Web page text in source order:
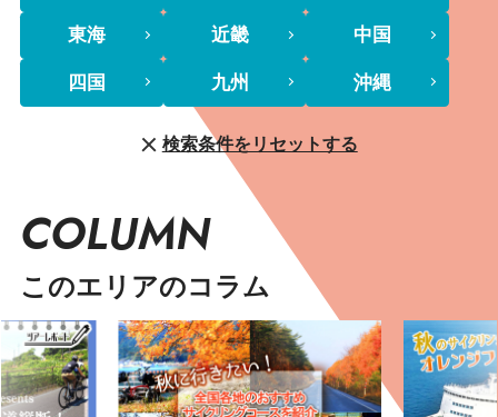
東海 近畿 中国
四国 九州 沖縄
検索条件をリセットする
COLUMN
このエリアのコラム